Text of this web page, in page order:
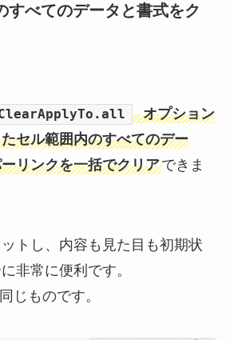
すべてのデータと書式をク
オプション
セル範囲内のすべてのデー
リンクを一括でクリアできま
トし、内容も見た目も初期状
非常に便利です。
じものです。